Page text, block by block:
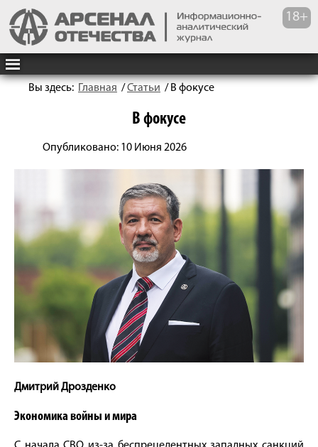
Вы здесь: Главная /Статьи / В фокусе
В фокусе
Опубликовано: 10 Июня 2026
Дмитрий Дрозденко
Экономика войны и мира